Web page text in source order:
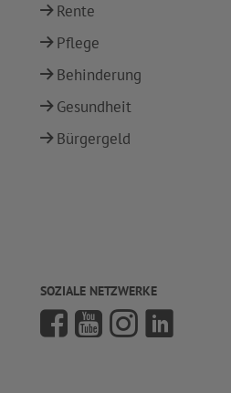
Rente
Pflege
Behinderung
Gesundheit
Bürgergeld
SOZIALE NETZWERKE